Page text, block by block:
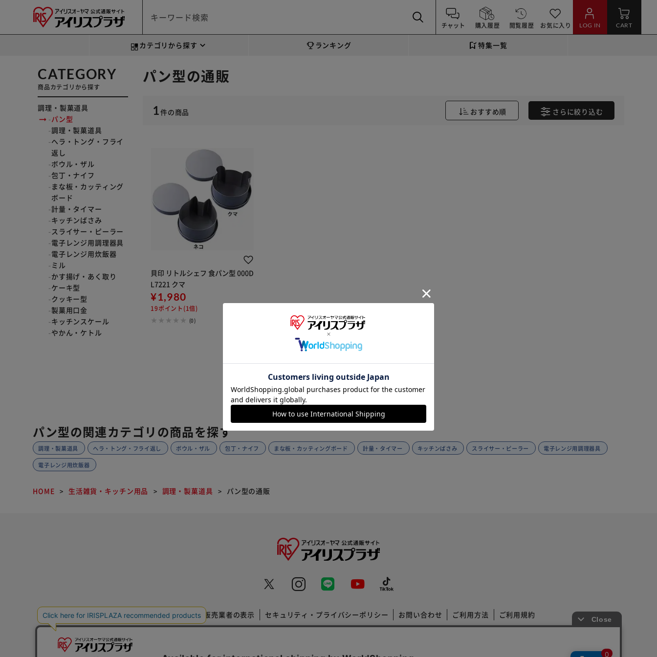
チャット 購入履歴 閲覧履歴 お気に入り LOG IN CART
カテゴリから探す ランキング 特集一覧
CATEGORY
商品カテゴリから探す
調理・製菓道具
パン型
調理・製菓道具
ヘラ・トング・フライ
返し
ボウル・ザル
包丁・ナイフ
まな板・カッティング
ボード
計量・タイマー
キッチンばさみ
スライサー・ピーラー
電子レンジ用調理器具
電子レンジ用炊飯器
ミル
かす揚げ・あく取り
ケーキ型
クッキー型
製菓用口金
キッチンスケール
やかん・ケトル
パン型の通販
1件の商品 おすすめ順 さらに絞り込む
貝印 リトルシェフ 食パン型 000D
L7221 クマ
¥1,980
19ポイント(1倍)
(0)
パン型の関連カテゴリの商品を探す
調理・製菓道具 ヘラ・トング・フライ返し ボウル・ザル 包丁・ナイフ まな板・カッティングボード 計量・タイマー キッチンばさみ スライサー・ピーラー 電子レンジ用調理器具
電子レンジ用炊飯器
HOME 生活雑貨・キッチン用品 調理・製菓道具 パン型の通販
特定商取引法に基づく通信販売業者の表示 セキュリティ・プライバシーポリシー お問い合わせ ご利用方法 ご利用規約
※ご確認ください